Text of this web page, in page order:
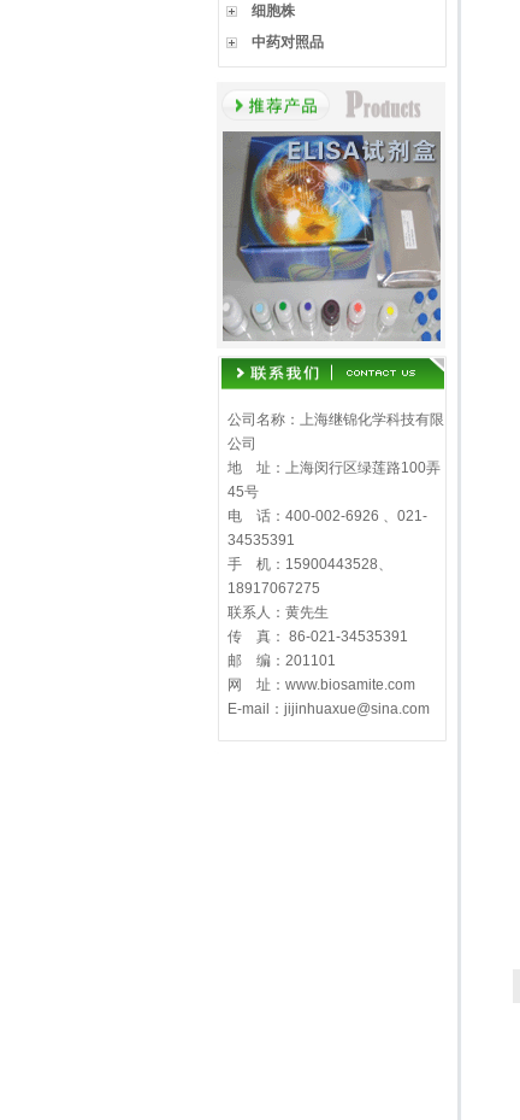
细胞株
中药对照品
公司名称：上海继锦化学科技有限
公司
地 址：上海闵行区绿莲路100弄
45号
电 话：400-002-6926 、021-
34535391
手 机：15900443528、
18917067275
联系人：黄先生
传 真： 86-021-34535391
邮 编：201101
网 址：www.biosamite.com
E-mail：jijinhuaxue@sina.com